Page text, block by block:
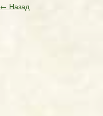
← Назад